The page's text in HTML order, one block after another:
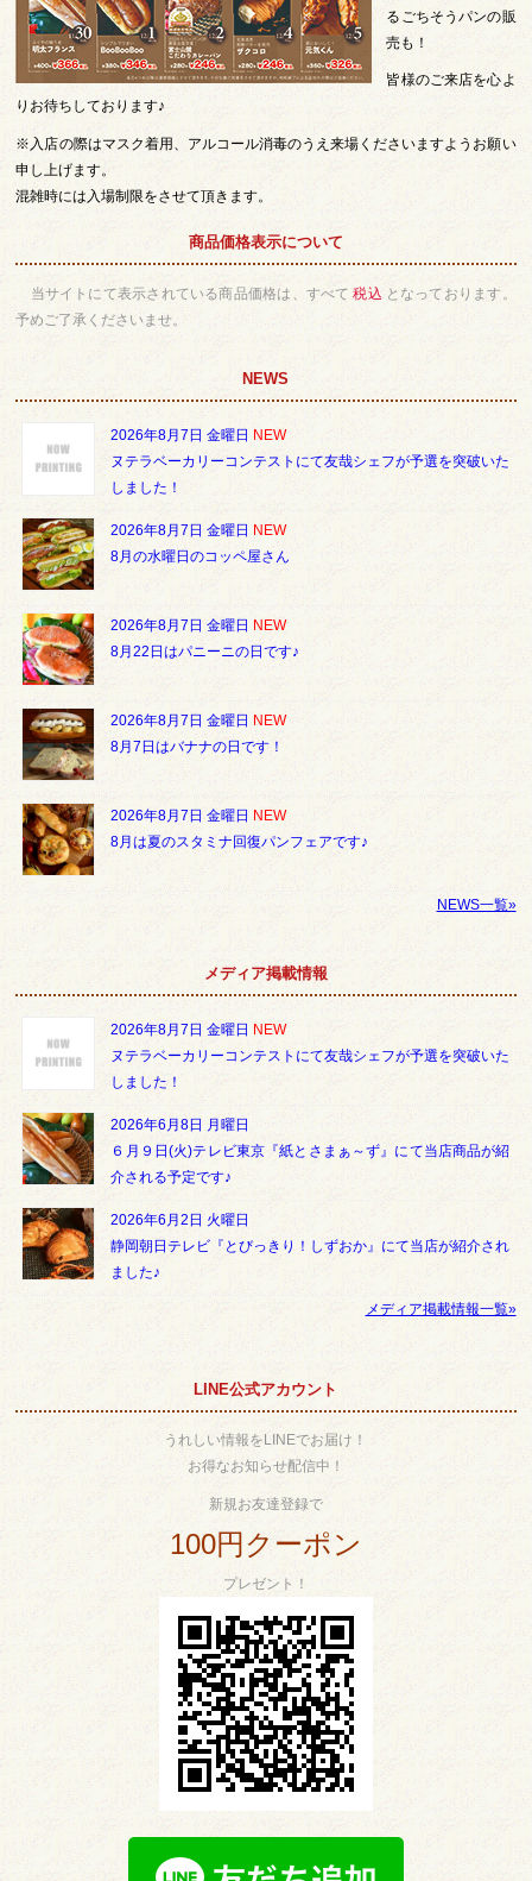
るごちそうパンの販
売も！
皆様のご来店を心よ
りお待ちしております♪
※入店の際はマスク着用、アルコール消毒のうえ来場くださいますようお願い
申し上げます。
混雑時には入場制限をさせて頂きます。
商品価格表示について
当サイトにて表示されている商品価格は、すべて 税込 となっております。
予めご了承くださいませ。
NEWS
2026年8月7日 金曜日 NEW
ヌテラベーカリーコンテストにて友哉シェフが予選を突破いた
しました！
2026年8月7日 金曜日 NEW
8月の水曜日のコッペ屋さん
2026年8月7日 金曜日 NEW
8月22日はパニーニの日です♪
2026年8月7日 金曜日 NEW
8月7日はバナナの日です！
2026年8月7日 金曜日 NEW
8月は夏のスタミナ回復パンフェアです♪
NEWS一覧»
メディア掲載情報
2026年8月7日 金曜日 NEW
ヌテラベーカリーコンテストにて友哉シェフが予選を突破いた
しました！
2026年6月8日 月曜日
６月９日(火)テレビ東京『紙とさまぁ～ず』にて当店商品が紹
介される予定です♪
2026年6月2日 火曜日
静岡朝日テレビ『とびっきり！しずおか』にて当店が紹介され
ました♪
メディア掲載情報一覧»
LINE公式アカウント
うれしい情報をLINEでお届け！
お得なお知らせ配信中！
新規お友達登録で
100円クーポン
プレゼント！